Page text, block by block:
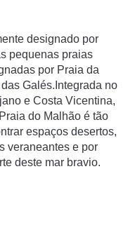
designado por
pequenas praias
por Praia da
Galés.Integrada no
e Costa Vicentina,
do Malhão é tão
espaços desertos,
veraneantes e por
deste mar bravio.